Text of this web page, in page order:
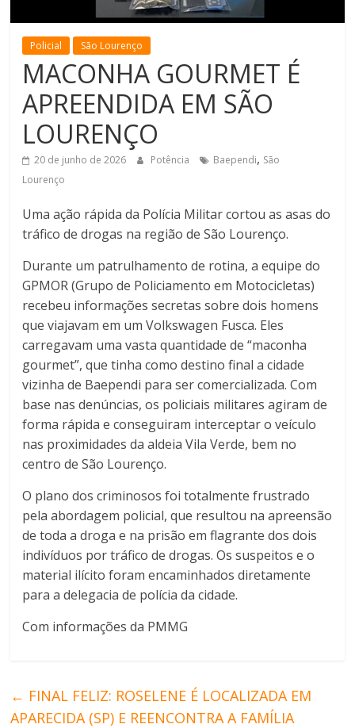
Minas
Policial São Lourenço
MACONHA GOURMET É
APREENDIDA EM SÃO
LOURENÇO
20 de junho de 2026 Potência Baependi, São
Lourenço
Uma ação rápida da Polícia Militar cortou as asas do
tráfico de drogas na região de São Lourenço.
Durante um patrulhamento de rotina, a equipe do
GPMOR (Grupo de Policiamento em Motocicletas)
recebeu informações secretas sobre dois homens
que viajavam em um Volkswagen Fusca. Eles
carregavam uma vasta quantidade de “maconha
gourmet”, que tinha como destino final a cidade
vizinha de Baependi para ser comercializada. Com
base nas denúncias, os policiais militares agiram de
forma rápida e conseguiram interceptar o veículo
nas proximidades da aldeia Vila Verde, bem no
centro de São Lourenço.
O plano dos criminosos foi totalmente frustrado
pela abordagem policial, que resultou na apreensão
de toda a droga e na prisão em flagrante dos dois
indivíduos por tráfico de drogas. Os suspeitos e o
material ilícito foram encaminhados diretamente
para a delegacia de polícia da cidade.
Com informações da PMMG
← FINAL FELIZ: ROSELENE É LOCALIZADA EM
APARECIDA (SP) E REENCONTRA A FAMÍLIA